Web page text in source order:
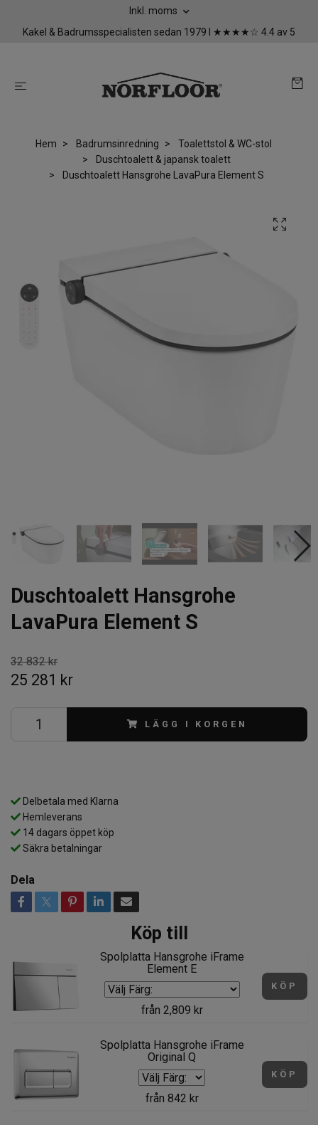
Inkl. moms
Kakel & Badrumsspecialisten sedan 1979 I ★★★★☆ 4.4 av 5
Hem Badrumsinredning
Toalettstol & WC-stol
Duschtoalett & japansk toalett
Duschtoalett Hansgrohe LavaPura Element S
Duschtoalett Hansgrohe
LavaPura Element S
32 832 kr
25 281 kr
LÄGG I KORGEN
Delbetala med Klarna
Hemleverans
14 dagars öppet köp
Säkra betalningar
Dela
Köp till
Spolplatta Hansgrohe iFrame
Element E
från 2,809 kr
KÖP
Spolplatta Hansgrohe iFrame
Original Q
från 842 kr
KÖP